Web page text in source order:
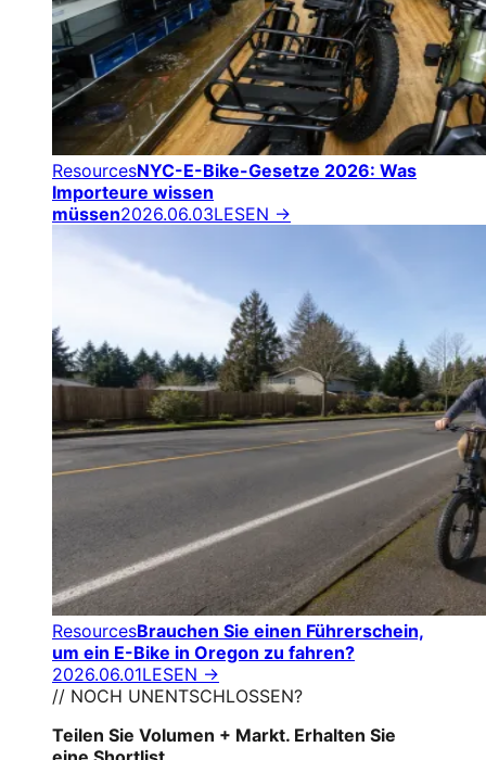
ResourcesNYC-E-Bike-Gesetze 2026: Was
Importeure wissen
müssen2026.06.03LESEN →
ResourcesBrauchen Sie einen Führerschein,
um ein E-Bike in Oregon zu fahren?
2026.06.01LESEN →
// NOCH UNENTSCHLOSSEN?
Teilen Sie Volumen + Markt. Erhalten Sie